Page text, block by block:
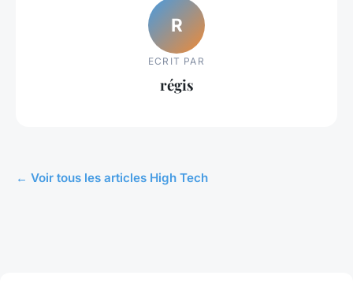
R
ECRIT PAR
régis
← Voir tous les articles High Tech